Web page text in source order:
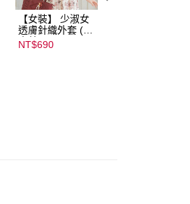
【女裝】 少淑女
透膚針織外套 (青
木美沙子m♡petit
by misako)｜
NT$690